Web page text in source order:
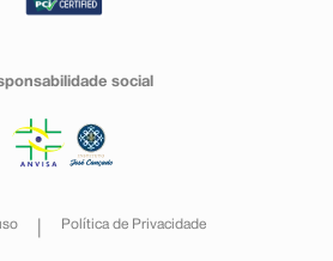
social
Política de Privacidade